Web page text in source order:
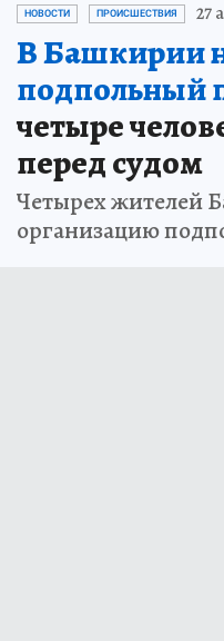
НОВОСТИ ПРОИСШЕСТВИЯ 27
В Башкирии
подпольный
четыре
перед судом
Четырех жителей
организацию